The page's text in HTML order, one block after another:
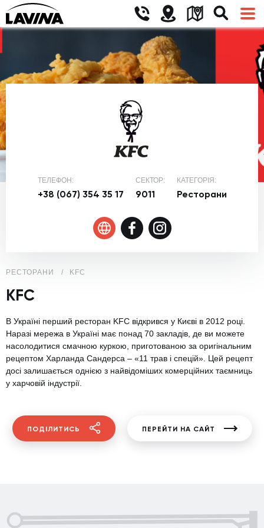
ТЕЛЕФОН:
+38 (067) 354 35 17
СЕКТОР:
9011
КАТЕГОРІЯ:
Ресторани
РЕСТОРАНИ KFC
KFC
В Україні перший ресторан KFC відкрився у Києві в 2012 році.
Наразі мережа в Україні має понад 70 закладів, де ви можете
насолодитися смачною куркою, приготованою за оригінальним
рецептом Харланда Сандерса – «11 трав і спецій». Цей рецепт
досі залишається однією з найвідоміших комерційних таємниць
у харчовій індустрії.
ПОДІЛИТИСЬ ПЕРЕЙТИ НА САЙТ